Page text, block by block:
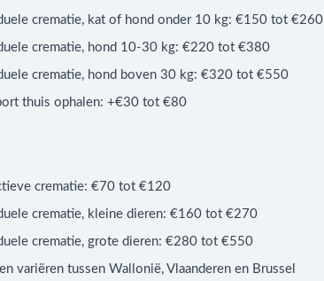
crematie, kat of hond onder 10 kg: €150 tot €260
crematie, hond 10-30 kg: €220 tot €380
crematie, hond boven 30 kg: €320 tot €550
thuis ophalen: +€30 tot €80
crematie: €70 tot €120
crematie, kleine dieren: €160 tot €270
crematie, grote dieren: €280 tot €550
variëren tussen Wallonië, Vlaanderen en Brussel